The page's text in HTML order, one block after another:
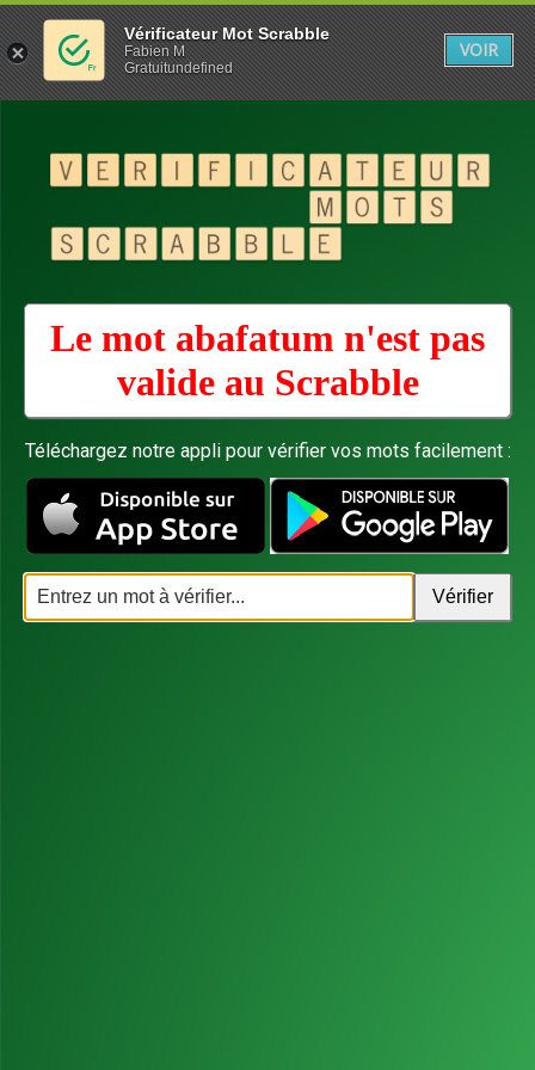
Le mot abafatum n'est pas
valide au Scrabble
Téléchargez notre appli pour vérifier vos mots facilement :
Vérificateur Mot Scrabble
Fabien M
Gratuitundefined
VOIR